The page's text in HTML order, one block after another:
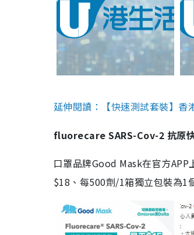
延伸閱讀：【快速測試套裝】
fluorecare SARS-Cov-2 抗原
口罩品牌Good Mask在官方
$18、每500劑/1箱獨立包裝為1